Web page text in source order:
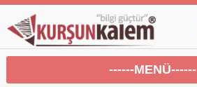
------MENÜ------